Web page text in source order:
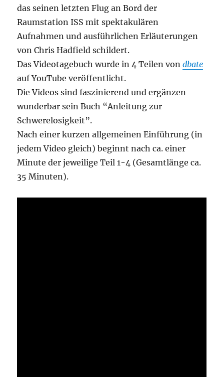
das seinen letzten Flug an Bord der
Raumstation ISS mit spektakulären
Aufnahmen und ausführlichen Erläuterungen
von Chris Hadfield schildert.
Das Videotagebuch wurde in 4 Teilen vondbate
auf YouTube veröffentlicht.
Die Videos sind faszinierend und ergänzen
wunderbar sein Buch “Anleitung zur
Schwerelosigkeit”.
Nach einer kurzen allgemeinen Einführung (in
jedem Video gleich) beginnt nach ca. einer
Minute der jeweilige Teil 1-4 (Gesamtlänge ca.
35 Minuten).